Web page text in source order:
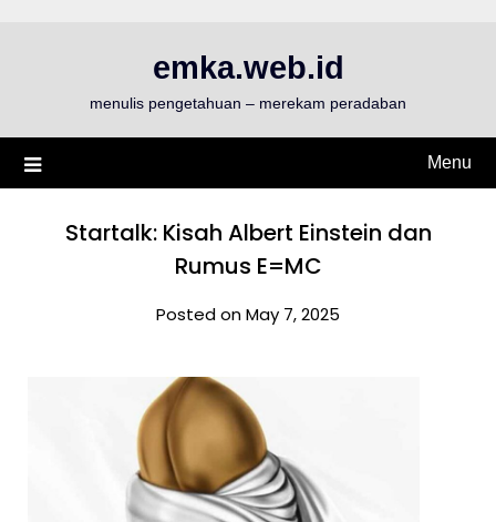
emka.web.id
menulis pengetahuan – merekam peradaban
Menu
Startalk: Kisah Albert Einstein dan
Rumus E=MC
Posted on May 7, 2025